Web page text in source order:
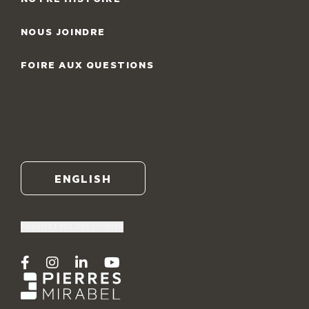
NOUS JOINDRE
FOIRE AUX QUESTIONS
ENGLISH